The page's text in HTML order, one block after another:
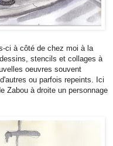
ci à côté de chez moi à la
stencils et collages à
oeuvres souvent
ou parfois repeints. Ici
Zabou à droite un personnage